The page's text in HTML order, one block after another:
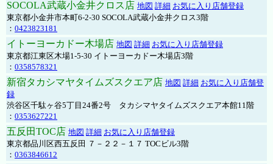
SOCOLA武蔵小金井クロス店 地図 詳細 お気に入り店舗登録
東京都小金井市本町6-2-30 SOCOLA武蔵小金井クロス3階
： 0423823181
イトーヨーカドー木場店 地図 詳細 お気に入り店舗登録
東京都江東区木場1-5-30 イトーヨーカドー木場店3階
： 0358578321
新宿タカシマヤタイムズスクエア店 地図 詳細 お気に入り店舗登
録
渋谷区千駄ヶ谷5丁目24番2号 タカシマヤタイムズスクエア本館11階
： 0353627221
五反田TOC店 地図 詳細 お気に入り店舗登録
東京都品川区西五反田 ７－２２－１７ TOCビル3階
： 0363846612